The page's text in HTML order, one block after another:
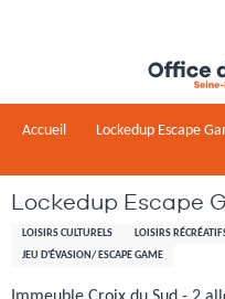
Accueil Lockedup Escape
Lockedup Escape
LOISIRS CULTURELS LOISIRS
JEU D'ÉVASION/ ESCAPE GAME